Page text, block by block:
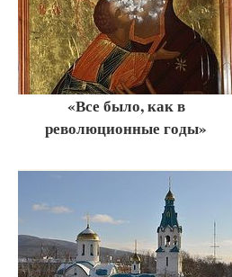
«Все было, как в
революционные годы»